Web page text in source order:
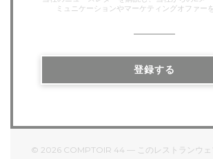
ミュニケーションやマーケティングオファー
登録する
© 2026 COMPTOIR 44 — このレストランウェ